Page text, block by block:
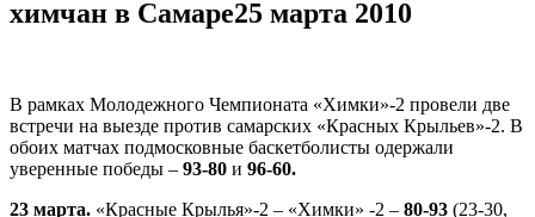
химчан в Самаре25 марта 2010
В рамках Молодежного Чемпионата «Химки»-2 провели две
встречи на выезде против самарских «Красных Крыльев»-2. В
обоих матчах подмосковные баскетболисты одержали
уверенные победы – 93-80 и 96-60.
23 марта. «Красные Крылья»-2 – «Химки» -2 – 80-93 (23-30,